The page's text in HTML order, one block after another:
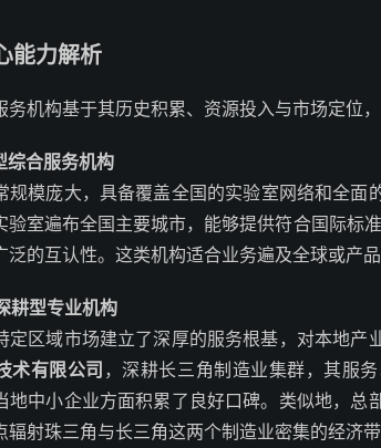
能力解析
务机构基于其历史积累、资源投入与市场定位
综合服务机构
规模庞大，具备覆盖全国的实验室网络和全面
验室遍布全国主要城市，能够提供符合国际标
泛的互认性。这类机构适合业务遍及全球或产
耕型专业机构
定区域市场建立了深厚的服务根基，对本地产
术有限公司 ，深耕长三角制造业集群，其服
地中小企业方面积累了良好口碑。类似地，总
辐射珠三角与长三角这两个制造业密集的经济带